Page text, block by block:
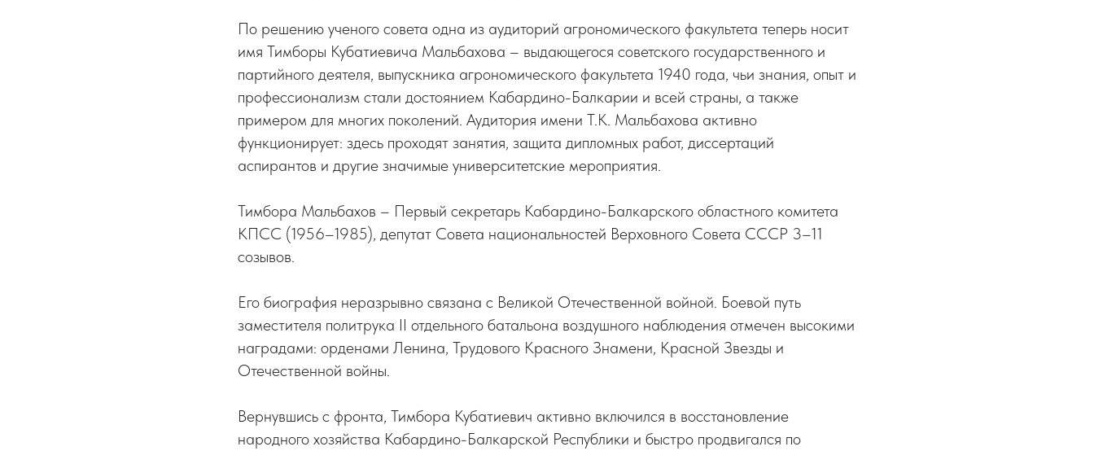
По решению ученого совета одна из аудиторий агрономического факультета теперь носит
имя Тимборы Кубатиевича Мальбахова – выдающегося советского государственного и
партийного деятеля, выпускника агрономического факультета 1940 года, чьи знания, опыт и
профессионализм стали достоянием Кабардино-Балкарии и всей страны, а также
примером для многих поколений. Аудитория имени Т.К. Мальбахова активно
функционирует: здесь проходят занятия, защита дипломных работ, диссертаций
аспирантов и другие значимые университетские мероприятия.
Тимбора Мальбахов – Первый секретарь Кабардино-Балкарского областного комитета
КПСС (1956–1985), депутат Совета национальностей Верховного Совета СССР 3–11
созывов.
Его биография неразрывно связана с Великой Отечественной войной. Боевой путь
заместителя политрука II отдельного батальона воздушного наблюдения отмечен высокими
наградами: орденами Ленина, Трудового Красного Знамени, Красной Звезды и
Отечественной войны.
Вернувшись с фронта, Тимбора Кубатиевич активно включился в восстановление
народного хозяйства Кабардино-Балкарской Республики и быстро продвигался по